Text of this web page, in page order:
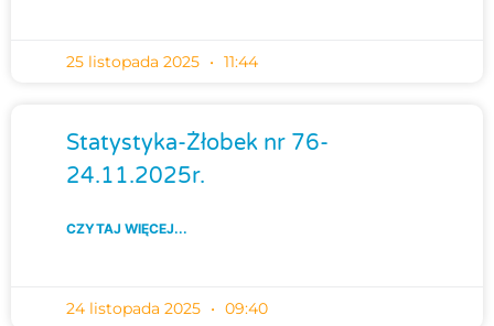
25 listopada 2025 11:44
Statystyka-Żłobek nr 76-
24.11.2025r.
CZYTAJ WIĘCEJ...
24 listopada 2025 09:40